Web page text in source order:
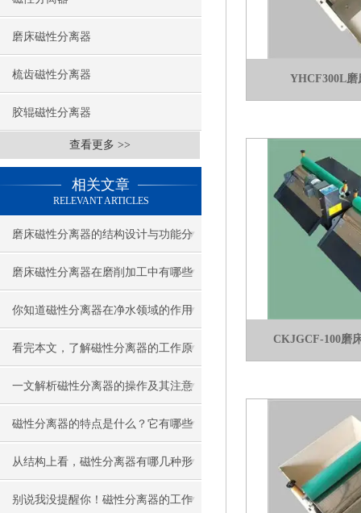
磨床磁性分离器
梳齿磁性分离器
胶辊磁性分离器
查看更多 >>
相关文章
RELEVANT ARTICLES
磨床磁性分离器的结构设计与功能分
析
磨床磁性分离器在磨削加工中有哪些
重要作用？
你知道磁性分离器在净水领域的作用
吗？
看完本文，了解磁性分离器的工作原
理
一文解析磁性分离器的操作及其注意
事项
磁性分离器的特点是什么？它有哪些
应用范围？
从结构上看，磁性分离器有哪几种形
式？
别说我没提醒你！磁性分离器的工作
YHCF300L磨
CKJGCF-100磨